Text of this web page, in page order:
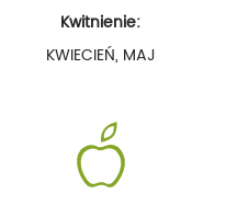
Kwitnienie:
KWIECIEŃ, MAJ